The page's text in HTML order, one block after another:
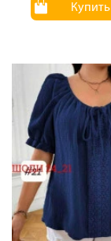
Купить